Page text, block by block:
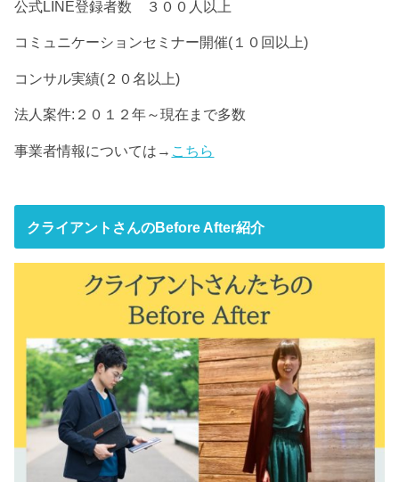
公式LINE登録者数 ３００人以上
コミュニケーションセミナー開催(１０回以上)
コンサル実績(２０名以上)
法人案件:２０１２年～現在まで多数
事業者情報については→ こちら
クライアントさんのBefore After紹介